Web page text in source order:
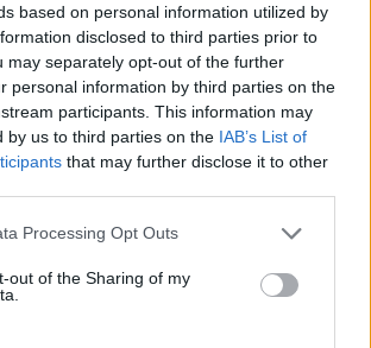
based on personal information utilized by
disclosed to third parties prior to
may separately opt-out of the further
personal information by third parties on the
participants. This information may
by us to third parties on the IAB’s List of
that may further disclose it to other
website/app uses one or more Google
visit or usage behaviour. You may click to
to Google and its third-party tags to
below specified purposes in below Google
Processing Opt Outs
out of the Sharing of my
στιγμή τολμήστε κι εσείς να
σας σε έναν γονέα με τον οποίο
καλύτερα και εμπιστεύεστε
στοinfokids.gr
ΤΩΡΑ